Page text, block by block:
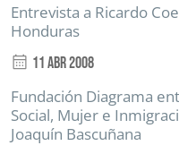
Entrevista a Ricardo
Honduras
11 Abr 2008
Fundación Diagrama
Social, Mujer e
Joaquín Bascuñana